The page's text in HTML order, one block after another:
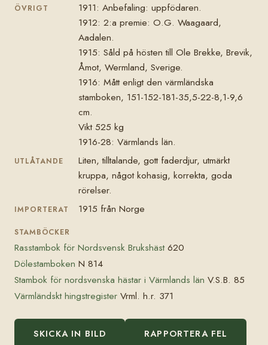
ÖVRIGT
1911: Anbefaling: uppfödaren.
1912: 2:a premie: O.G. Waagaard,
Aadalen.
1915: Såld på hösten till Ole Brekke, Brevik,
Åmot, Wermland, Sverige.
1916: Mått enligt den värmländska
stamboken, 151-152-181-35,5-22-8,1-9,6
cm.
Vikt 525 kg
1916-28: Värmlands län.
UTLÅTANDE
Liten, tilltalande, gott faderdjur, utmärkt
kruppa, något kohasig, korrekta, goda
rörelser.
IMPORTERAT 1915 från Norge
STAMBÖCKER
Rasstambok för Nordsvensk Brukshäst620
Dölestamboken N 814
Stambok för nordsvenska hästar i Värmlands län V.S.B. 85
Värmländskt hingstregister Vrml. h.r. 371
SKICKA IN BILD RAPPORTERA FEL